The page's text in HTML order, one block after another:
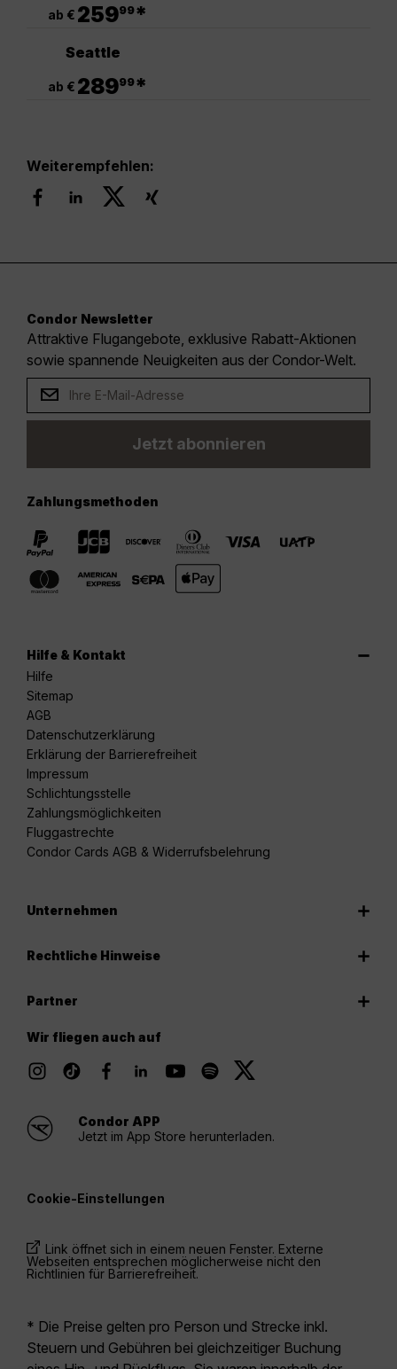
ab € 25999*
Seattle
ab € 28999*
Weiterempfehlen:
Condor Newsletter
Attraktive Flugangebote, exklusive Rabatt-Aktionen
sowie spannende Neuigkeiten aus der Condor-Welt.
Jetzt abonnieren
Zahlungsmethoden
Hilfe & Kontakt
Hilfe
Sitemap
AGB
Datenschutzerklärung
Erklärung der Barrierefreiheit
Impressum
Schlichtungsstelle
Zahlungsmöglichkeiten
Fluggastrechte
Condor Cards AGB & Widerrufsbelehrung
Unternehmen
Rechtliche Hinweise
Partner
Wir fliegen auch auf
Condor APP
Jetzt im App Store herunterladen.
Cookie-Einstellungen
Link öffnet sich in einem neuen Fenster. Externe
Webseiten entsprechen möglicherweise nicht den
Richtlinien für Barrierefreiheit.
* Die Preise gelten pro Person und Strecke inkl.
Steuern und Gebühren bei gleichzeitiger Buchung